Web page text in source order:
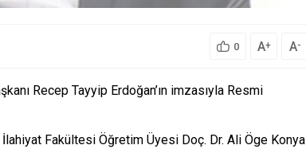
0 A+ A-
Recep Tayyip Erdoğan’ın imzasıyla Resmi
Fakültesi Öğretim Üyesi Doç. Dr. Ali Öge Konya